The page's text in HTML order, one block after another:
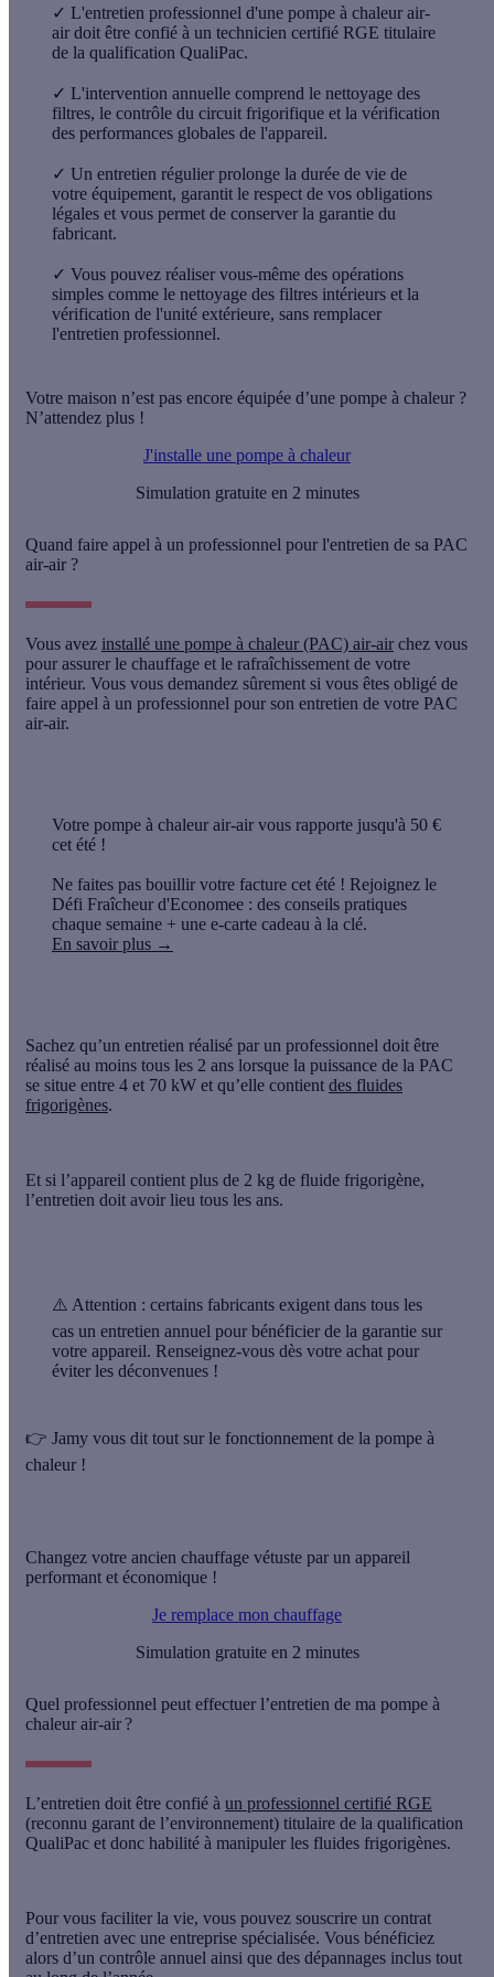
✓ L'entretien professionnel d'une pompe à chaleur air-
air doit être confié à un technicien certifié RGE titulaire
de la qualification QualiPac.
✓ L'intervention annuelle comprend le nettoyage des
filtres, le contrôle du circuit frigorifique et la vérification
des performances globales de l'appareil.
✓ Un entretien régulier prolonge la durée de vie de
votre équipement, garantit le respect de vos obligations
légales et vous permet de conserver la garantie du
fabricant.
✓ Vous pouvez réaliser vous-même des opérations
simples comme le nettoyage des filtres intérieurs et la
vérification de l'unité extérieure, sans remplacer
l'entretien professionnel.
Votre maison n’est pas encore équipée d’une pompe à chaleur ?
N’attendez plus !
J'installe une pompe à chaleur
Simulation gratuite en 2 minutes
Quand faire appel à un professionnel pour l'entretien de sa PAC
air-air ?
Vous avez installé une pompe à chaleur (PAC) air-air chez vous
pour assurer le chauffage et le rafraîchissement de votre
intérieur. Vous vous demandez sûrement si vous êtes obligé de
faire appel à un professionnel pour son entretien de votre PAC
air-air.
Votre pompe à chaleur air-air vous rapporte jusqu'à 50 €
cet été !
Ne faites pas bouillir votre facture cet été ! Rejoignez le
Défi Fraîcheur d'Economee : des conseils pratiques
chaque semaine + une e-carte cadeau à la clé.
En savoir plus →
Sachez qu’un entretien réalisé par un professionnel doit être
réalisé au moins tous les 2 ans lorsque la puissance de la PAC
se situe entre 4 et 70 kW et qu’elle contient des fluides
frigorigènes.
Et si l’appareil contient plus de 2 kg de fluide frigorigène,
l’entretien doit avoir lieu tous les ans.
⚠️ Attention : certains fabricants exigent dans tous les
cas un entretien annuel pour bénéficier de la garantie sur
votre appareil. Renseignez-vous dès votre achat pour
éviter les déconvenues !
👉 Jamy vous dit tout sur le fonctionnement de la pompe à
chaleur !
Changez votre ancien chauffage vétuste par un appareil
performant et économique !
Je remplace mon chauffage
Simulation gratuite en 2 minutes
Quel professionnel peut effectuer l’entretien de ma pompe à
chaleur air-air ?
L’entretien doit être confié à un professionnel certifié RGE
(reconnu garant de l’environnement) titulaire de la qualification
QualiPac et donc habilité à manipuler les fluides frigorigènes.
Pour vous faciliter la vie, vous pouvez souscrire un contrat
d’entretien avec une entreprise spécialisée. Vous bénéficiez
alors d’un contrôle annuel ainsi que des dépannages inclus tout